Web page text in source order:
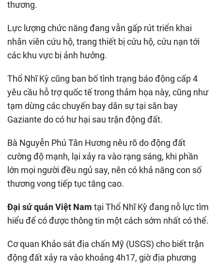
thương.
Lực lượng chức năng đang vẫn gấp rút triển khai
nhân viên cứu hộ, trang thiết bị cứu hộ, cứu nạn tới
các khu vực bị ảnh hưởng.
Thổ Nhĩ Kỳ cũng ban bố tình trạng báo động cấp 4
yêu cầu hỗ trợ quốc tế trong thảm họa này, cũng như
tạm dừng các chuyến bay dân sự tại sân bay
Gaziante do có hư hại sau trận động đất.
Bà Nguyễn Phú Tân Hương nêu rõ do động đất
cường độ mạnh, lại xảy ra vào rạng sáng, khi phần
lớn mọi người đều ngủ say, nên có khả năng con số
thương vong tiếp tục tăng cao.
Đại sứ quán Việt Nam tại Thổ Nhĩ Kỳ đang nỗ lực tìm
hiểu để có được thông tin một cách sớm nhất có thể.
Cơ quan Khảo sát địa chấn Mỹ (USGS) cho biết trận
động đất xảy ra vào khoảng 4h17, giờ địa phương